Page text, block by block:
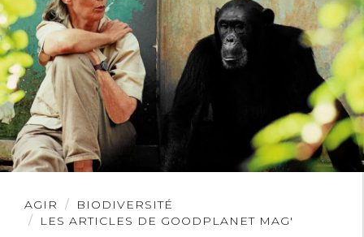
AGIR
BIODIVERSITÉ
LES ARTICLES DE GOODPLANET MAG'
Lire
l'article